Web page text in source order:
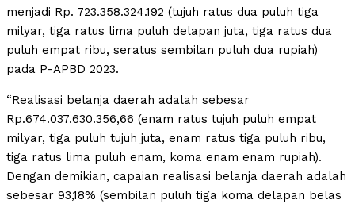
menjadi Rp. 723.358.324.192 (tujuh ratus dua puluh tiga
milyar, tiga ratus lima puluh delapan juta, tiga ratus dua
puluh empat ribu, seratus sembilan puluh dua rupiah)
pada P-APBD 2023.
“Realisasi belanja daerah adalah sebesar
Rp.674.037.630.356,66 (enam ratus tujuh puluh empat
milyar, tiga puluh tujuh juta, enam ratus tiga puluh ribu,
tiga ratus lima puluh enam, koma enam enam rupiah).
Dengan demikian, capaian realisasi belanja daerah adalah
sebesar 93,18% (sembilan puluh tiga koma delapan belas